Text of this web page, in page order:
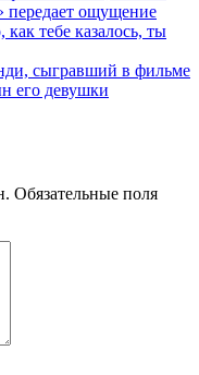
передает ощущение
тебе казалось, ты
сыгравший в фильме
его девушки
Обязательные поля